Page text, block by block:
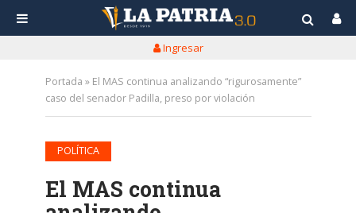
Ingresar
Portada » El MAS continua analizando “rigurosamente”
caso del senador Padilla, preso por violación
POLÍTICA
El MAS continua